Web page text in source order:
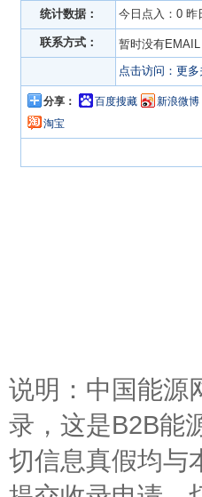
统计数据： 今日点入：0 昨
联系方式：
暂时没有
点击访问：更多
分享： 百度搜藏 新浪微博
淘宝
说明：中国能源
录，这是B2B能
切信息真假均与